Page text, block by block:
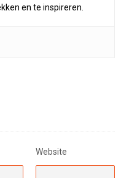
en te inspireren.
Website